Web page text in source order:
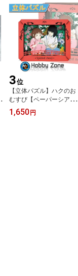
3位
【立体パズル】ハクのお
むすび【ペーパーシアタ
ー】PT-169 千と千尋の
神隠し Haku's Rice Bal
1,650 円